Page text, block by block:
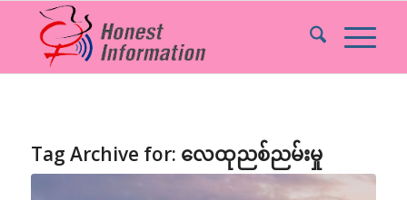
Tag Archive for: လေထုညစ်ညမ်းမှု